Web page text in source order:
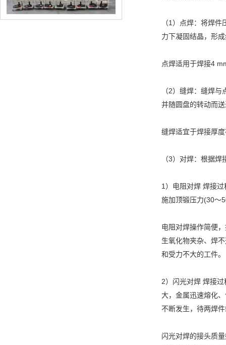
（1）点焊：将焊
力下凝固结晶，形
点焊适用于焊接4
（2）缝焊：缝焊
并随圆盘的转动而
缝焊适宜于焊接厚
（3）对焊：根据
1）电阻对焊 焊接
施加顶锻压力(30～
电阻对焊操作简便
生氧化物夹杂、焊
和受力不大的工件。
2）闪光对焊 焊接
大，金属迅速熔化
不断发生，待两焊
闪光对焊的接头质